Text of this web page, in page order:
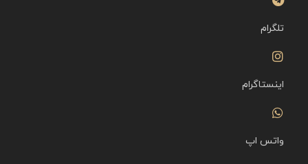
تلگرام
اینستاگرام
واتس اپ